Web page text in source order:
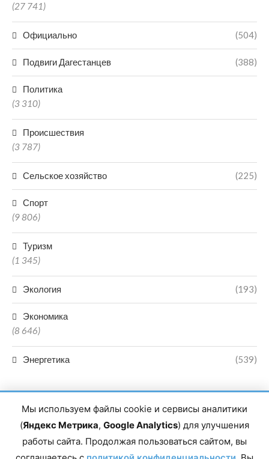
(27 741)
Официально (504)
Подвиги Дагестанцев (388)
Политика
(3 310)
Происшествия
(3 787)
Сельское хозяйство (225)
Спорт
(9 806)
Туризм
(1 345)
Экология (193)
Экономика
(8 646)
Энергетика (539)
Главный редактор сетевого издания Магомаев Тимур Нухович.
Контакты редакции: 8(988)-292-94-34 Почта: vestiskfo@gmail.com По
Мы используем файлы cookie и сервисы аналитики
(Яндекс Метрика, Google Analytics) для улучшения
работы сайта. Продолжая пользоваться сайтом, вы